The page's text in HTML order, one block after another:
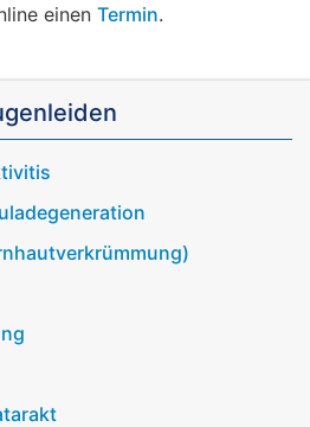
einen Termin.